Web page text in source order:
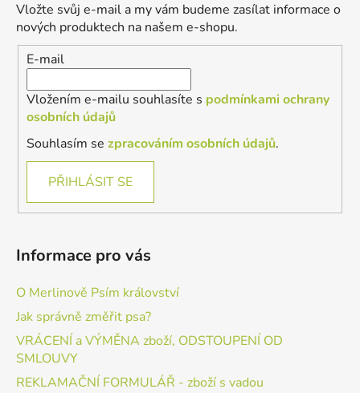
Vložte svůj e-mail a my vám budeme zasílat informace o
nových produktech na našem e-shopu.
E-mail
Vložením e-mailu souhlasíte s podmínkami ochrany
osobních údajů
Souhlasím se zpracováním osobních údajů.
PŘIHLÁSIT SE
Informace pro vás
O Merlinově Psím království
Jak správně změřit psa?
VRÁCENÍ a VÝMĚNA zboží, ODSTOUPENÍ OD
SMLOUVY
REKLAMAČNÍ FORMULÁŘ - zboží s vadou